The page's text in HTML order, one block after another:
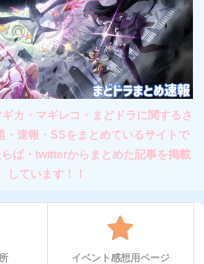
カ・マギレコ・まどドラに関するさ
・速報・SSをまとめているサイトで
ば・twitterからまとめた記事を掲載
しています！！
イベント感想用ページ